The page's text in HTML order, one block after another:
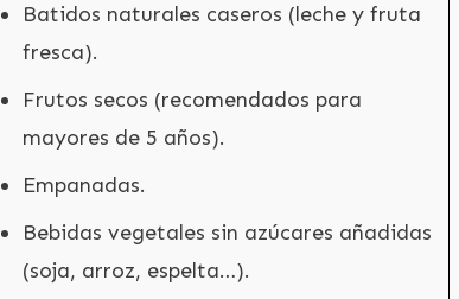
Batidos naturales caseros (leche y fruta
fresca).
Frutos secos (recomendados para
mayores de 5 años).
Empanadas.
Bebidas vegetales sin azúcares añadidas
(soja, arroz, espelta…).